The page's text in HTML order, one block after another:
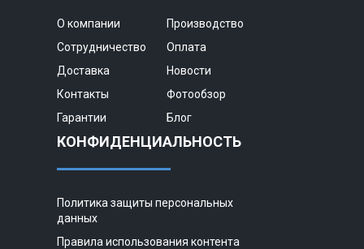
О компании
Производство
Сотрудничество
Оплата
Доставка
Новости
Контакты
Фотообзор
Гарантии
Блог
КОНФИДЕНЦИАЛЬНОСТЬ
Политика защиты персональных
данных
Правила использования контента